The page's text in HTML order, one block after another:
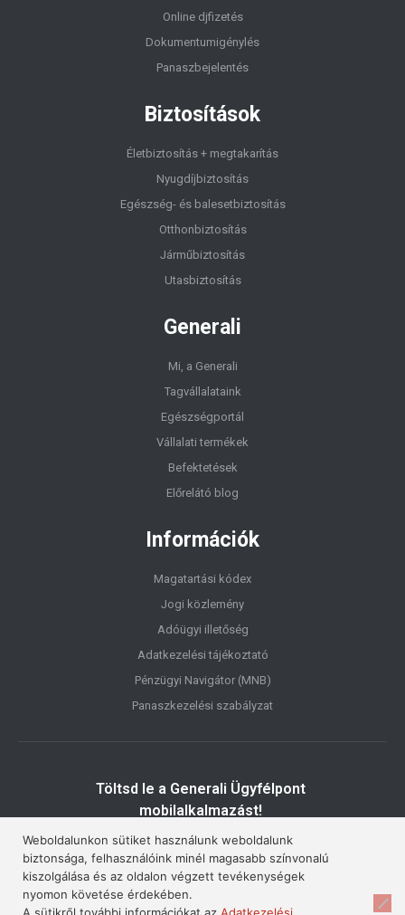
Online djfizetés
Dokumentumigénylés
Panaszbejelentés
Biztosítások
Életbiztosítás + megtakarítás
Nyugdíjbiztosítás
Egészség- és balesetbiztosítás
Otthonbiztosítás
Járműbiztosítás
Utasbiztosítás
Generali
Mi, a Generali
Tagvállalataink
Egészségportál
Vállalati termékek
Befektetések
Előrelátó blog
Információk
Magatartási kódex
Jogi közlemény
Adóügyi illetőség
Adatkezelési tájékoztató
Pénzügyi Navigátor (MNB)
Panaszkezelési szabályzat
Töltsd le a Generali Ügyfélpont
mobilalkalmazást!
Weboldalunkon sütiket használunk weboldalunk
biztonsága, felhasználóink minél magasabb színvonalú
kiszolgálása és az oldalon végzett tevékenységek
nyomon követése érdekében.